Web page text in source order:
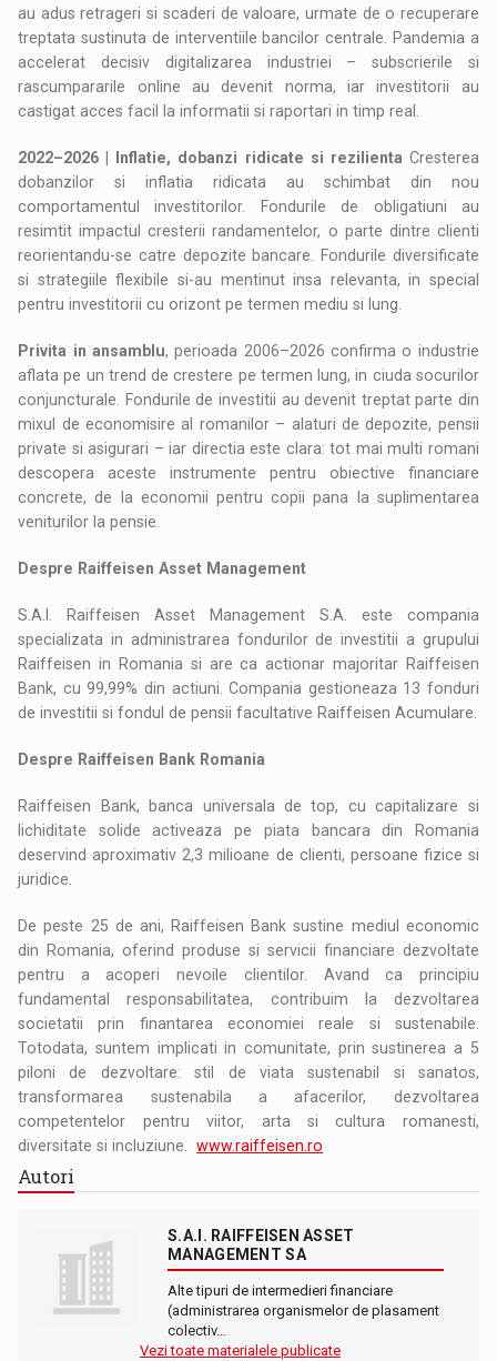
au adus retrageri si scaderi de valoare, urmate de o recuperare
treptata sustinuta de interventiile bancilor centrale. Pandemia a
accelerat decisiv digitalizarea industriei – subscrierile si
rascumpararile online au devenit norma, iar investitorii au
castigat acces facil la informatii si raportari in timp real.
2022–2026 | Inflatie, dobanzi ridicate si rezilienta Cresterea
dobanzilor si inflatia ridicata au schimbat din nou
comportamentul investitorilor. Fondurile de obligatiuni au
resimtit impactul cresterii randamentelor, o parte dintre clienti
reorientandu-se catre depozite bancare. Fondurile diversificate
si strategiile flexibile si-au mentinut insa relevanta, in special
pentru investitorii cu orizont pe termen mediu si lung.
Privita in ansamblu, perioada 2006–2026 confirma o industrie
aflata pe un trend de crestere pe termen lung, in ciuda socurilor
conjuncturale. Fondurile de investitii au devenit treptat parte din
mixul de economisire al romanilor – alaturi de depozite, pensii
private si asigurari – iar directia este clara: tot mai multi romani
descopera aceste instrumente pentru obiective financiare
concrete, de la economii pentru copii pana la suplimentarea
veniturilor la pensie.
Despre Raiffeisen Asset Management
S.A.I. Raiffeisen Asset Management S.A. este compania
specializata in administrarea fondurilor de investitii a grupului
Raiffeisen in Romania si are ca actionar majoritar Raiffeisen
Bank, cu 99,99% din actiuni. Compania gestioneaza 13 fonduri
de investitii si fondul de pensii facultative Raiffeisen Acumulare.
Despre Raiffeisen Bank Romania
Raiffeisen Bank, banca universala de top, cu capitalizare si
lichiditate solide activeaza pe piata bancara din Romania
deservind aproximativ 2,3 milioane de clienti, persoane fizice si
juridice.
De peste 25 de ani, Raiffeisen Bank sustine mediul economic
din Romania, oferind produse si servicii financiare dezvoltate
pentru a acoperi nevoile clientilor. Avand ca principiu
fundamental responsabilitatea, contribuim la dezvoltarea
societatii prin finantarea economiei reale si sustenabile.
Totodata, suntem implicati in comunitate, prin sustinerea a 5
piloni de dezvoltare: stil de viata sustenabil si sanatos,
transformarea sustenabila a afacerilor, dezvoltarea
competentelor pentru viitor, arta si cultura romanesti,
diversitate si incluziune.www.raiffeisen.ro
Autori
S.A.I. RAIFFEISEN ASSET
MANAGEMENT SA
Alte tipuri de intermedieri financiare
(administrarea organismelor de plasament
colectiv…
Vezi toate materialele publicate